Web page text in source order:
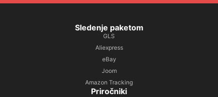
Sledenje paketom
GLS
Aliexpress
eBay
Joom
Amazon Tracking
Priročniki